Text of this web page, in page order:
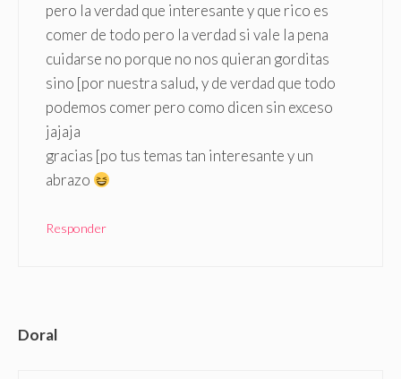
pero la verdad que interesante y que rico es
comer de todo pero la verdad si vale la pena
cuidarse no porque no nos quieran gorditas
sino [por nuestra salud, y de verdad que todo
podemos comer pero como dicen sin exceso
jajaja
gracias [po tus temas tan interesante y un
abrazo
Responder
Doral